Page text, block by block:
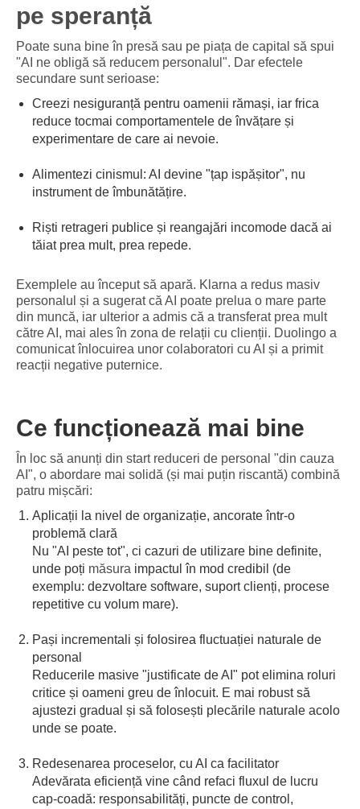
pe speranță
Poate suna bine în presă sau pe piața de capital să spui
"AI ne obligă să reducem personalul". Dar efectele
secundare sunt serioase:
Creezi nesiguranță pentru oamenii rămași, iar frica
reduce tocmai comportamentele de învățare și
experimentare de care ai nevoie.
Alimentezi cinismul: AI devine "țap ispășitor", nu
instrument de îmbunătățire.
Riști retrageri publice și reangajări incomode dacă ai
tăiat prea mult, prea repede.
Exemplele au început să apară. Klarna a redus masiv
personalul și a sugerat că AI poate prelua o mare parte
din muncă, iar ulterior a admis că a transferat prea mult
către AI, mai ales în zona de relații cu clienții. Duolingo a
comunicat înlocuirea unor colaboratori cu AI și a primit
reacții negative puternice.
Ce funcționează mai bine
În loc să anunți din start reduceri de personal "din cauza
AI", o abordare mai solidă (și mai puțin riscantă) combină
patru mișcări:
Aplicații la nivel de organizație, ancorate într-o
problemă clară
Nu "AI peste tot", ci cazuri de utilizare bine definite,
unde poți măsura impactul în mod credibil (de
exemplu: dezvoltare software, suport clienți, procese
repetitive cu volum mare).
Pași incrementali și folosirea fluctuației naturale de
personal
Reducerile masive "justificate de AI" pot elimina roluri
critice și oameni greu de înlocuit. E mai robust să
ajustezi gradual și să folosești plecările naturale acolo
unde se poate.
Redesenarea proceselor, cu AI ca facilitator
Adevărata eficiență vine când refaci fluxul de lucru
cap-coadă: responsabilități, puncte de control,